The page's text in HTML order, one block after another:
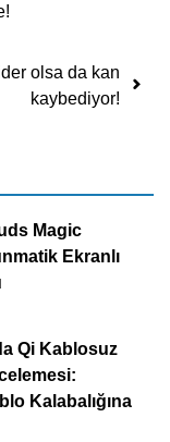
olsa da kan
kaybediyor!
Magic
Ekranlı
Qi Kablosuz
Kalabalığına